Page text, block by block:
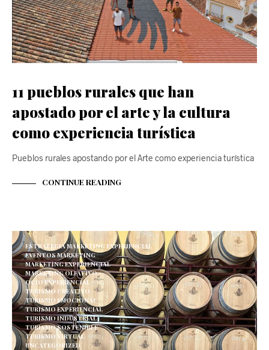
11 pueblos rurales que han
apostado por el arte y la cultura
como experiencia turística
Pueblos rurales apostando por el Arte como experiencia turística
CONTINUE READING
ESTRATEGIA MARKETING EXPERIENCIAL
EVENTOS MARKETING
MARKETING EXPERIENCIAL
MARKETING OLFATIVO
OCIO EXPERIENCIAL
TURISMO CREATIVO
TURISMO EMOCIONAL
TURISMO EXPERIENCIAL
TURISMO INDUSTRIAL
TURISMO SOSTENIBLE
TURISMO VIRTUAL
UNCATEGORIZED